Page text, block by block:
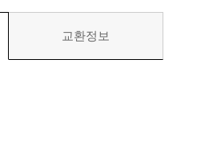
교환정보